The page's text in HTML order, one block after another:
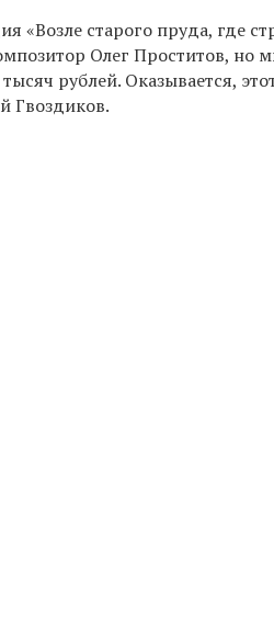
«Возле старого пруда, где
Олег Проститов, но
рублей. Оказывается,
Гвоздиков.